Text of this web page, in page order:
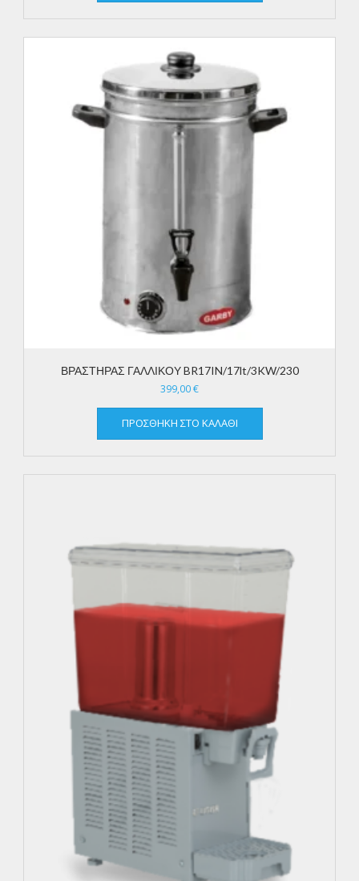
ΒΡΑΣΤΗΡΑΣ ΓΑΛΛΙΚΟΥ BR17IN/17lt/3KW/230
399,00€
ΠΡΟΣΘΉΚΗ ΣΤΟ ΚΑΛΆΘΙ